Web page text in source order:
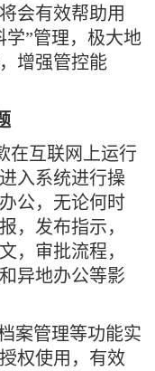
会有效帮助用
学”管理，极大地
增强管控能
在互联网上运行
入系统进行操
公，无论何时
，发布指示，
，审批流程，
异地办公等影
案管理等功能实
权使用，有效